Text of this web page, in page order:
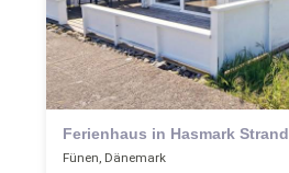
Ferienhaus in Hasmark Strand
Fünen, Dänemark